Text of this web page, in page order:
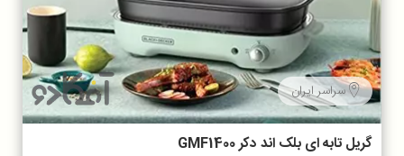
سراسر ایران
گریل تابه ای بلک اند دکر GMF1400